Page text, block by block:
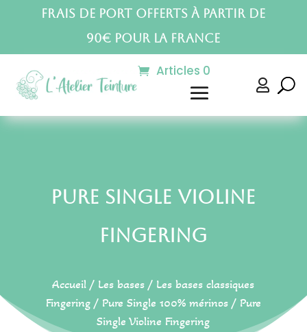
Frais de port offerts à partir de
90€ pour la France
Articles 0

Pure Single Violine
Fingering
Accueil / Les bases / Les bases classiques
Fingering/ Pure Single 100% mérinos/ Pure
Single Violine Fingering